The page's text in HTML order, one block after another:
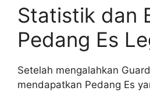
Statistik dan
Pedang Es
Setelah mengalahkan
mendapatkan Pedang Es